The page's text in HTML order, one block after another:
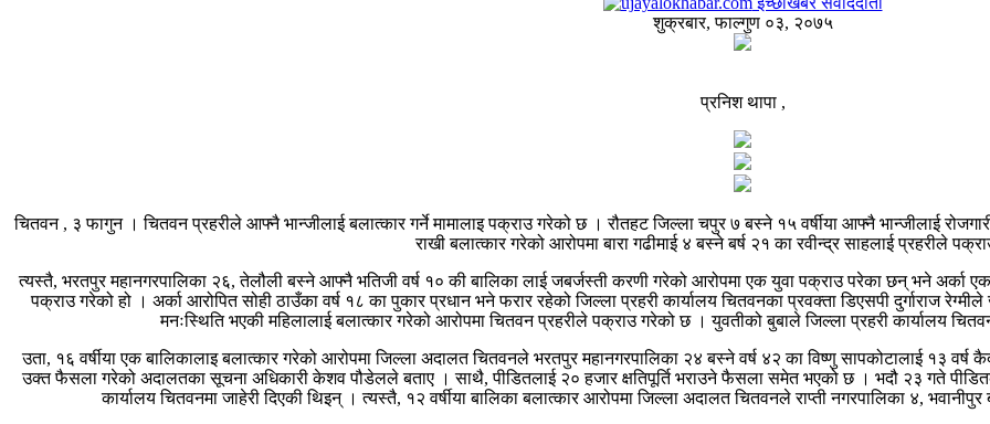
शुक्रबार, फाल्गुण ०३, २०७५
प्रनिश थापा ,
चितवन , ३ फागुन । चितवन प्रहरीले आफ्नै भान्जीलाई बलात्कार गर्ने मामालाइ पक्राउ गरेको छ । रौतहट जिल्ला चपुर ७ बस्ने १५ वर्षीया आफ्नै भान्जीलाई
राखी बलात्कार गरेको आरोपमा बारा गढीमाई ४ बस्ने बर्ष २१ का रवीन्द्र साहलाई प्रहरीले
त्यस्तै, भरतपुर महानगरपालिका २६, तेलौली बस्ने आफ्नै भतिजी वर्ष १० की बालिका लाई जबर्जस्ती करणी गरेको आरोपमा एक युवा पक्राउ परेका छन् भने अर्का
पक्राउ गरेको हो । अर्का आरोपित सोही ठाउँका वर्ष १८ का पुकार प्रधान भने फरार रहेको जिल्ला प्रहरी कार्यालय चितवनका प्रवक्ता डिएसपी दुर्गाराज
मनःस्थिति भएकी महिलालाई बलात्कार गरेको आरोपमा चितवन प्रहरीले पक्राउ गरेको छ । युवतीको बुबाले जिल्ला प्रहरी कार्यालय
उता, १६ वर्षीया एक बालिकालाइ बलात्कार गरेको आरोपमा जिल्ला अदालत चितवनले भरतपुर महानगरपालिका २४ बस्ने वर्ष ४२ का विष्णु सापकोटालाई १३
उक्त फैसला गरेको अदालतका सूचना अधिकारी केशव पौडेलले बताए । साथै, पीडितलाई २० हजार क्षतिपूर्ति भराउने फैसला समेत भएको छ । भदौ २३ गते
कार्यालय चितवनमा जाहेरी दिएकी थिइन् । त्यस्तै, १२ वर्षीया बालिका बलात्कार आरोपमा जिल्ला अदालत चितवनले राप्ती नगरपालिका ४,